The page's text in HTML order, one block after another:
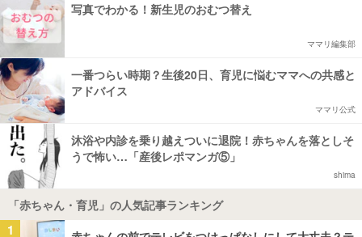
写真でわかる！新生児のおむつ替え
ママリ編集部
一番つらい時期？生後20日、育児に悩むママへの共感と
アドバイス
ママリ公式
沐浴や内診を乗り越えついに退院！赤ちゃんを落としそ
うで怖い…「産後レポマンガ⑤」
shima
「赤ちゃん・育児」の人気記事ランキング
1